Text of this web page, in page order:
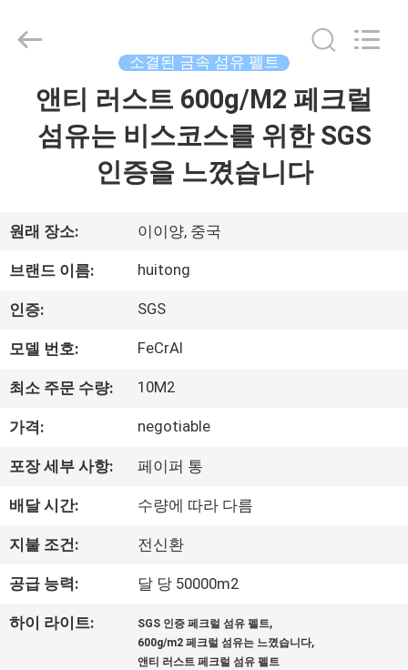
화
면
VR
전
시
회
우
대
Hunan
Reserved.
소결된 금속 섬유 펠트
앤티 러스트 600g/M2 페크럴
섬유는 비스코스를 위한 SGS
인증을 느꼈습니다
원래 장소: 이이양, 중국
브랜드 이름: huitong
인증: SGS
모델 번호: FeCrAl
최소 주문 수량: 10M2
가격: negotiable
포장 세부 사항: 페이퍼 통
배달 시간: 수량에 따라 다름
지불 조건: 전신환
공급 능력: 달 당 50000m2
하이 라이트: SGS 인증 페크럴 섬유 펠트,
600g/m2 페크럴 섬유는 느꼈습니다,
앤티 러스트 페크럴 섬유 펠트